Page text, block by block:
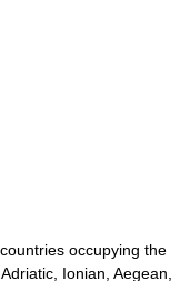
occupying the
Ionian, Aegean,